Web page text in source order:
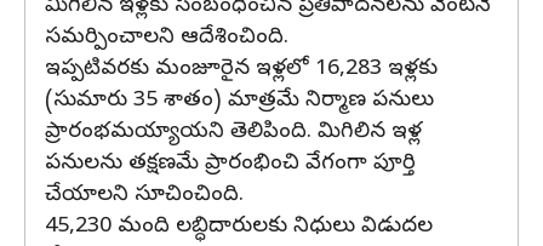
మిగిలిన ఇళ్లకు సంబంధించిన ప్రతిపాదనలను వెంటనే
సమర్పించాలని ఆదేశించింది.
ఇప్పటివరకు మంజూరైన ఇళ్లలో 16,283 ఇళ్లకు
(సుమారు 35 శాతం) మాత్రమే నిర్మాణ పనులు
ప్రారంభమయ్యాయని తెలిపింది. మిగిలిన ఇళ్ల
పనులను తక్షణమే ప్రారంభించి వేగంగా పూర్తి
చేయాలని సూచించింది.
45,230 మంది లబ్ధిదారులకు నిధులు విడుదల